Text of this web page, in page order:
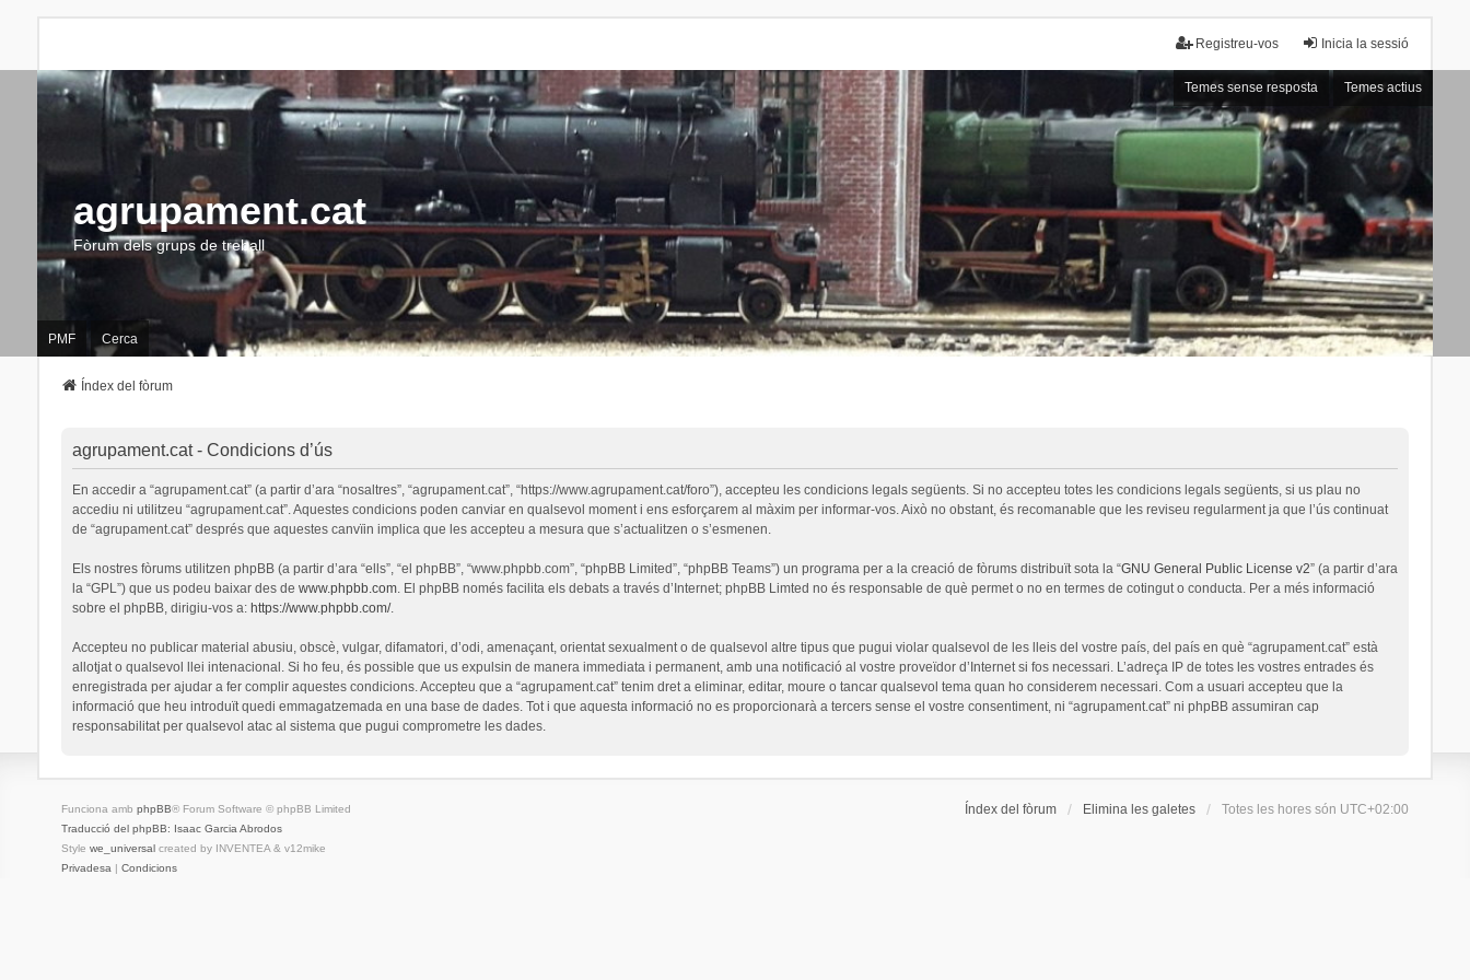
Inicia la sessió
Registreu-vos
Temes sense resposta Temes actius
agrupament.cat
Fòrum dels grups de treball
PMF Cerca
Índex del fòrum
agrupament.cat - Condicions d’ús
En accedir a “agrupament.cat” (a partir d’ara “nosaltres”, “agrupament.cat”, “https://www.agrupament.cat/foro”), accepteu les condicions legals següents. Si no accepteu totes les condicions legals següents, si us plau no
accediu ni utilitzeu “agrupament.cat”. Aquestes condicions poden canviar en qualsevol moment i ens esforçarem al màxim per informar-vos. Això no obstant, és recomanable que les reviseu regularment ja que l’ús continuat
de “agrupament.cat” després que aquestes canvïin implica que les accepteu a mesura que s’actualitzen o s’esmenen.
Els nostres fòrums utilitzen phpBB (a partir d’ara “ells”, “el phpBB”, “www.phpbb.com”, “phpBB Limited”, “phpBB Teams”) un programa per a la creació de fòrums distribuït sota la “GNU General Public License v2” (a partir d’ara
la “GPL”) que us podeu baixar des de www.phpbb.com. El phpBB només facilita els debats a través d’Internet; phpBB Limted no és responsable de què permet o no en termes de cotingut o conducta. Per a més informació
sobre el phpBB, dirigiu-vos a: https://www.phpbb.com/.
Accepteu no publicar material abusiu, obscè, vulgar, difamatori, d’odi, amenaçant, orientat sexualment o de qualsevol altre tipus que pugui violar qualsevol de les lleis del vostre país, del país en què “agrupament.cat” està
allotjat o qualsevol llei intenacional. Si ho feu, és possible que us expulsin de manera immediata i permanent, amb una notificació al vostre proveïdor d’Internet si fos necessari. L’adreça IP de totes les vostres entrades és
enregistrada per ajudar a fer complir aquestes condicions. Accepteu que a “agrupament.cat” tenim dret a eliminar, editar, moure o tancar qualsevol tema quan ho considerem necessari. Com a usuari accepteu que la
informació que heu introduït quedi emmagatzemada en una base de dades. Tot i que aquesta informació no es proporcionarà a tercers sense el vostre consentiment, ni “agrupament.cat” ni phpBB assumiran cap
responsabilitat per qualsevol atac al sistema que pugui comprometre les dades.
Índex del fòrum Elimina les galetes Totes les hores són UTC+02:00
Funciona amb phpBB® Forum Software © phpBB Limited
Traducció del phpBB: Isaac Garcia Abrodos
Style we_universalcreated by INVENTEA & v12mike
Privadesa | Condicions